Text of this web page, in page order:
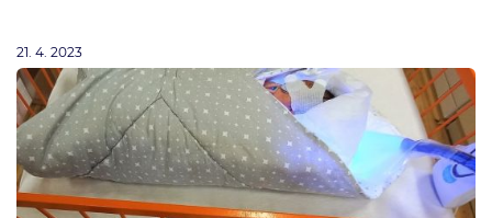
21. 4. 2023